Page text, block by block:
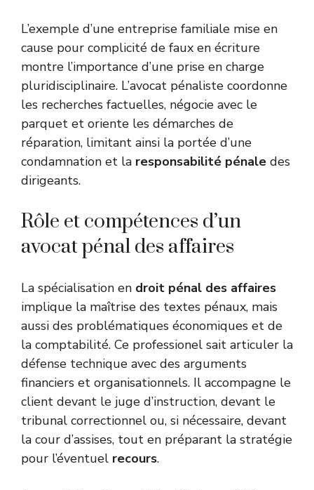
L’exemple d’une entreprise familiale mise en
cause pour complicité de faux en écriture
montre l’importance d’une prise en charge
pluridisciplinaire. L’avocat pénaliste coordonne
les recherches factuelles, négocie avec le
parquet et oriente les démarches de
réparation, limitant ainsi la portée d’une
condamnation et la responsabilité pénale des
dirigeants.
Rôle et compétences d’un
avocat pénal des affaires
La spécialisation en droit pénal des affaires
implique la maîtrise des textes pénaux, mais
aussi des problématiques économiques et de
la comptabilité. Ce professionel sait articuler la
défense technique avec des arguments
financiers et organisationnels. Il accompagne le
client devant le juge d’instruction, devant le
tribunal correctionnel ou, si nécessaire, devant
la cour d’assises, tout en préparant la stratégie
pour l’éventuel recours.